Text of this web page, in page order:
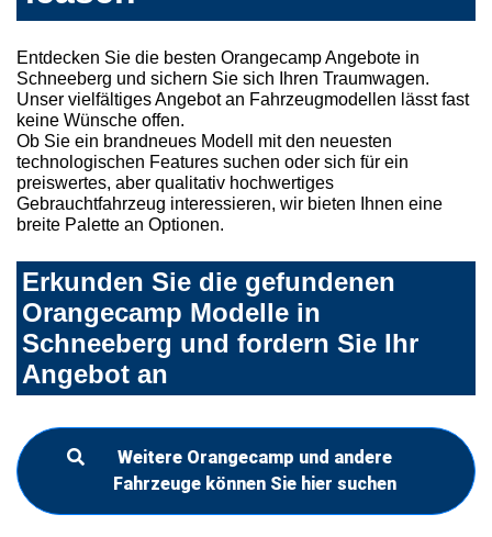
Entdecken Sie die besten Orangecamp Angebote in
Schneeberg und sichern Sie sich Ihren Traumwagen.
Unser vielfältiges Angebot an Fahrzeugmodellen lässt fast
keine Wünsche offen.
Ob Sie ein brandneues Modell mit den neuesten
technologischen Features suchen oder sich für ein
preiswertes, aber qualitativ hochwertiges
Gebrauchtfahrzeug interessieren, wir bieten Ihnen eine
breite Palette an Optionen.
Erkunden Sie die gefundenen
Orangecamp Modelle in
Schneeberg und fordern Sie Ihr
Angebot an
Weitere Orangecamp und andere
Fahrzeuge können Sie hier suchen